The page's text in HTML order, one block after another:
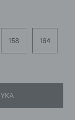
158 164